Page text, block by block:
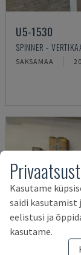
U5-1530
SPINNER -
SAKSAMAA
Kasutame
saidi kasutamist
eelistusi ja
kasutame.